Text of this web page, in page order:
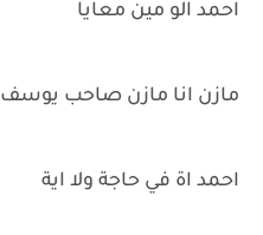
احمد الو مين معايا
مازن انا مازن صاحب يوسف
احمد اة في حاجة ولا اية